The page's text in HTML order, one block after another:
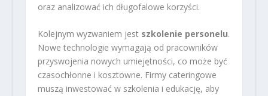
oraz analizować ich długofalowe korzyści.
Kolejnym wyzwaniem jest szkolenie personelu.
Nowe technologie wymagają od pracowników
przyswojenia nowych umiejętności, co może być
czasochłonne i kosztowne. Firmy cateringowe
muszą inwestować w szkolenia i edukację, aby